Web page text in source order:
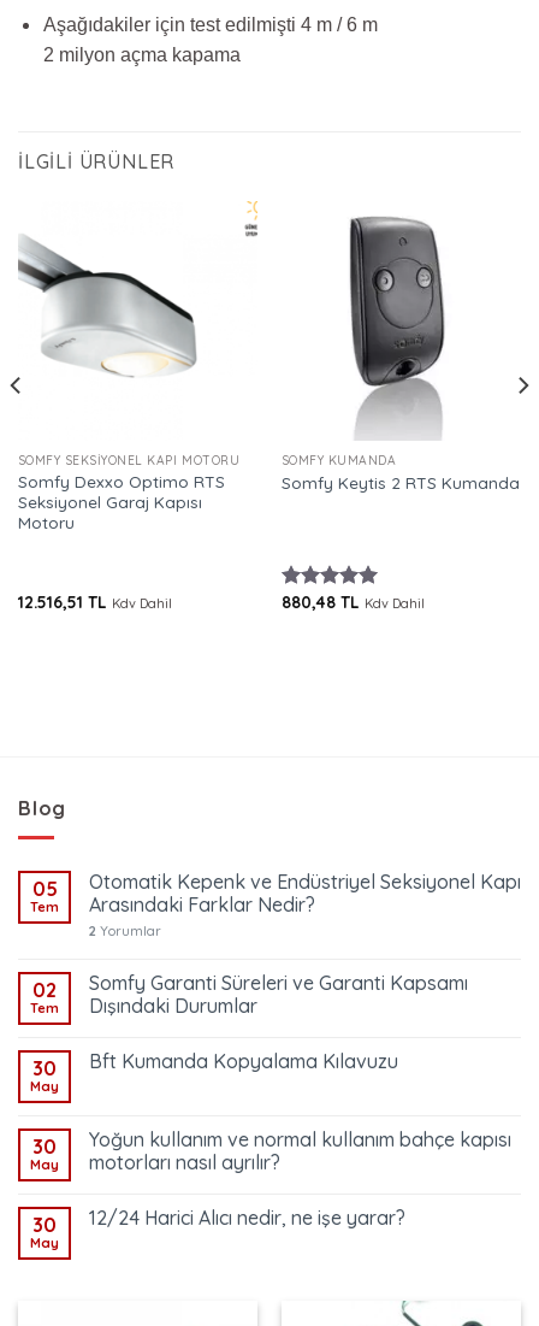
Aşağıdakiler için test edilmişti 4 m / 6 m
2 milyon açma kapama
İLGILI ÜRÜNLER
SOMFY SEKSIYONEL KAPI MOTORU
Somfy Dexxo Optimo RTS
Seksiyonel Garaj Kapısı
Motoru
12.516,51 TL Kdv Dahil
SOMFY KUMANDA
Somfy Keytis 2 RTS Kumanda
5 üzerinden
880,48 TL Kdv Dahil
Blog
05
Tem
Otomatik Kepenk ve Endüstriyel Seksiyonel Kapı
Arasındaki Farklar Nedir?
2 Yorumlar
02
Tem
Somfy Garanti Süreleri ve Garanti Kapsamı
Dışındaki Durumlar
30
May
Bft Kumanda Kopyalama Kılavuzu
30
May
Yoğun kullanım ve normal kullanım bahçe kapısı
motorları nasıl ayrılır?
30
May
12/24 Harici Alıcı nedir, ne işe yarar?